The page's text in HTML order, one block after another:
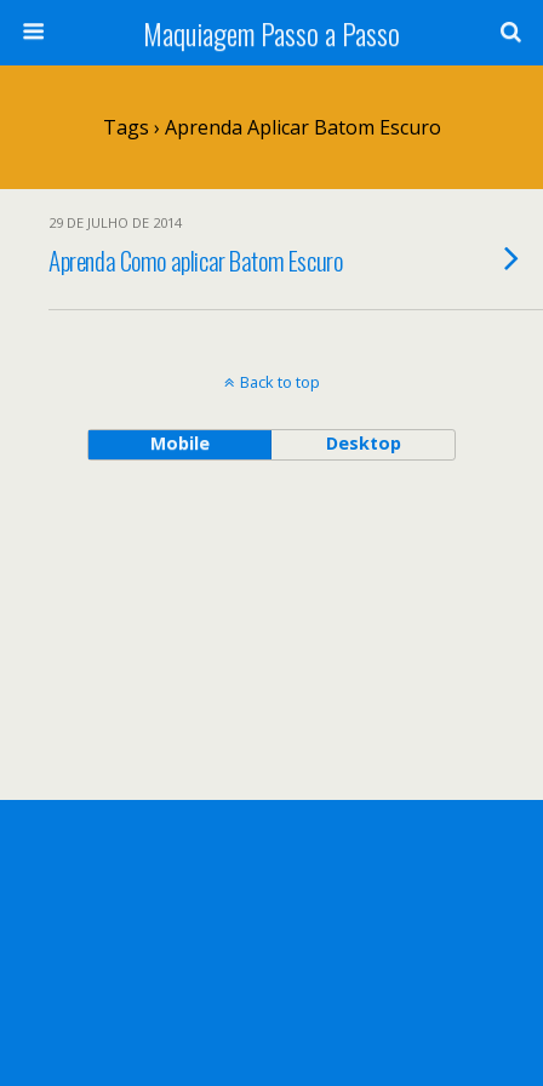
Maquiagem Passo a Passo
Tags › Aprenda Aplicar Batom Escuro
29 DE JULHO DE 2014
Aprenda Como aplicar Batom Escuro
Back to top
Mobile Desktop